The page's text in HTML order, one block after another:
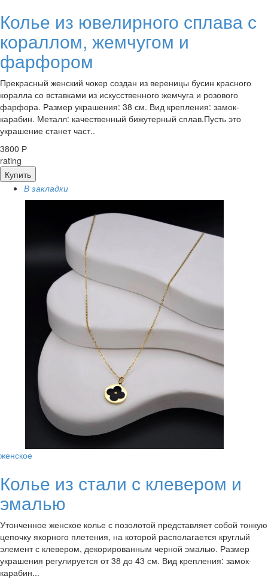
Колье из ювелирного сплава с
кораллом, жемчугом и
фарфором
Прекрасный женский чокер создан из вереницы бусин красного
коралла со вставками из искусственного жемчуга и розового
фарфора. Размер украшения: 38 см. Вид крепления: замок-
карабин. Металл: качественный бижутерный сплав.Пусть это
украшение станет част..
3800 Р
rating
Купить
В закладки
женское
Колье из стали с клевером и
эмалью
Утонченное женское колье с позолотой представляет собой тонкую
цепочку якорного плетения, на которой располагается круглый
элемент с клевером, декорированным черной эмалью. Размер
украшения регулируется от 38 до 43 см. Вид крепления: замок-
карабин...